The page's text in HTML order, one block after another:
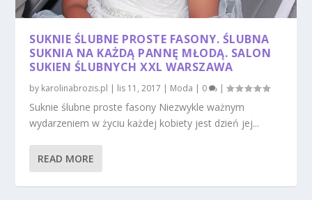
SUKNIE ŚLUBNE PROSTE FASONY. ŚLUBNA
SUKNIA NA KAŻDĄ PANNĘ MŁODĄ. SALON
SUKIEN ŚLUBNYCH XXL WARSZAWA
by karolinabrozis.pl | lis 11, 2017 | Moda | 0 |
Suknie ślubne proste fasony Niezwykle ważnym
wydarzeniem w życiu każdej kobiety jest dzień jej...
READ MORE